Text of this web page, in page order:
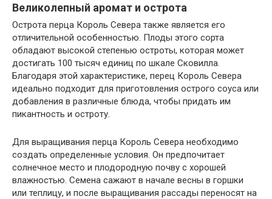
Великолепный аромат и острота
Острота перца Король Севера также является его
отличительной особенностью. Плоды этого сорта
обладают высокой степенью остроты, которая может
достигать 100 тысяч единиц по шкале Сковилла.
Благодаря этой характеристике, перец Король Севера
идеально подходит для приготовления острого соуса или
добавления в различные блюда, чтобы придать им
пикантность и остроту.
Для выращивания перца Король Севера необходимо
создать определенные условия. Он предпочитает
солнечное место и плодородную почву с хорошей
влажностью. Семена сажают в начале весны в горшки
или теплицу, и после выращивания рассады переносят на